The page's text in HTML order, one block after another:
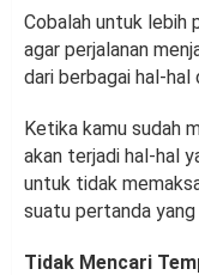
Cobalah untuk lebih
agar perjalanan
dari berbagai hal-hal
Ketika kamu sudah
akan terjadi hal-hal
untuk tidak
suatu pertanda
Tidak Mencari